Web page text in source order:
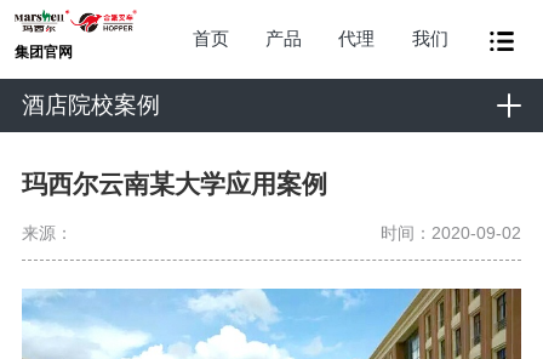
集团官网
首页 产品 代理 我们
酒店院校案例
玛西尔云南某大学应用案例
来源： 时间：2020-09-02